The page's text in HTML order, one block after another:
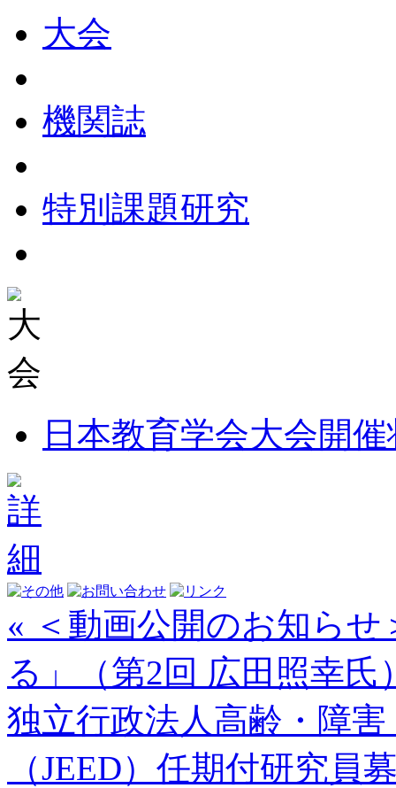
大会
機関誌
特別課題研究
日本教育学会大会開
« ＜動画公開のお知ら
る」（第2回 広田照幸氏
独立行政法人高齢・障
（JEED）任期付研究員